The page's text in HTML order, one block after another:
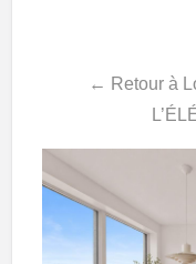
← Retour à